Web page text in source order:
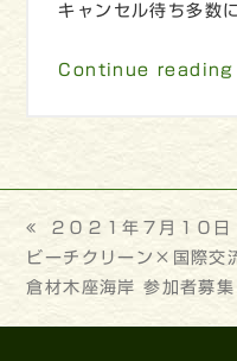
キャンセル待ち多数
Continue
previous
post:
２０２１年７月１０日
ビーチクリーン×国際交
倉材木座海岸 参加者募集